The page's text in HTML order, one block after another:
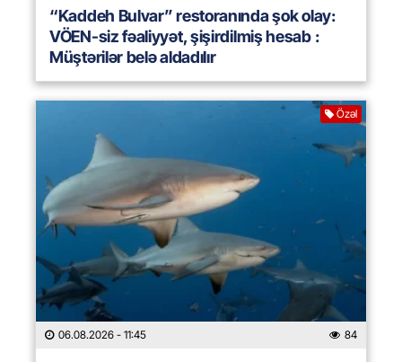
“Kaddeh Bulvar” restoranında şok olay:
VÖEN-siz fəaliyyət, şişirdilmiş hesab :
Müştərilər belə aldadılır
Özəl
06.08.2026 - 11:45 84